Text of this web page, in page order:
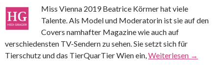
Miss Vienna 2019 Beatrice Körmer hat viele
Talente. Als Model und Moderatorin ist sie auf den
Covers namhafter Magazine wie auch auf
verschiedensten TV-Sendern zu sehen. Sie setzt sich für
Tierschutz und das TierQuarTier Wien ein, Weiterlesen →